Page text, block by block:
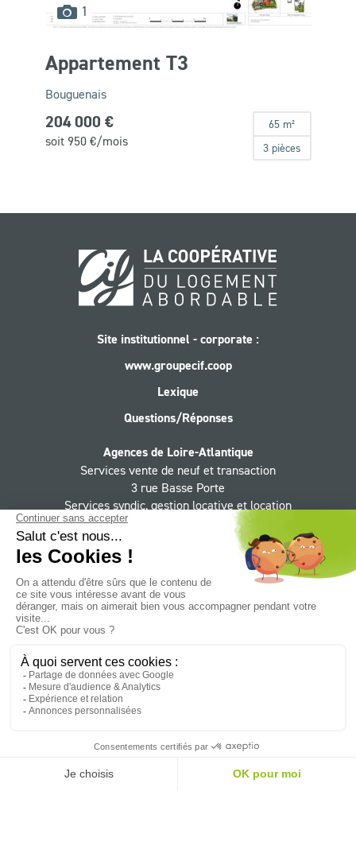
1 images
disponibles
Appartement T3
Bouguenais
204 000 €
soit 950€/mois
65 m²
3 pièces
Site institutionnel - corporate :
www.groupecif.coop
Lexique
Questions/Réponses
Agences de Loire-Atlantique
Services vente de neuf et transaction
3 rue Basse Porte
Services syndic, gestion locative et location
111 avenue Foch 76 600 Le Havre
le vendredi 9h - 12h30, 13h30 - 17h
Suivez le Groupe CIF sur :
Instagram